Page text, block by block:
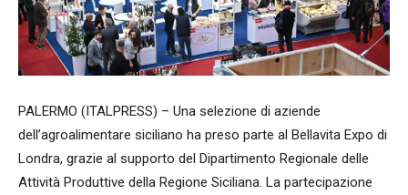
PALERMO (ITALPRESS) – Una selezione di aziende
dell’agroalimentare siciliano ha preso parte al Bellavita Expo di
Londra, grazie al supporto del Dipartimento Regionale delle
Attività Produttive della Regione Siciliana. La partecipazione